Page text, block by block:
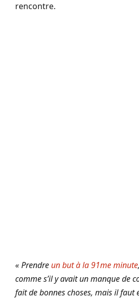
rencontre.
« Prendre un but à la 91me minute
comme s’il y avait un manque de
fait de bonnes choses, mais il faut